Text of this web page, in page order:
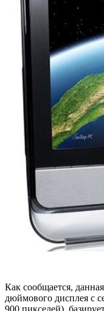
Как сообщается,
дюймового дисплея с
900 пикселей),